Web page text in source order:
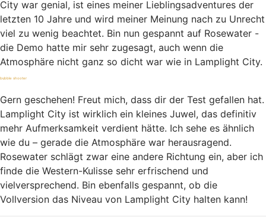
City war genial, ist eines meiner Lieblingsadventures der
letzten 10 Jahre und wird meiner Meinung nach zu Unrecht
viel zu wenig beachtet. Bin nun gespannt auf Rosewater -
die Demo hatte mir sehr zugesagt, auch wenn die
Atmosphäre nicht ganz so dicht war wie in Lamplight City.
bubble shooter
Gern geschehen! Freut mich, dass dir der Test gefallen hat.
Lamplight City ist wirklich ein kleines Juwel, das definitiv
mehr Aufmerksamkeit verdient hätte. Ich sehe es ähnlich
wie du – gerade die Atmosphäre war herausragend.
Rosewater schlägt zwar eine andere Richtung ein, aber ich
finde die Western-Kulisse sehr erfrischend und
vielversprechend. Bin ebenfalls gespannt, ob die
Vollversion das Niveau von Lamplight City halten kann!